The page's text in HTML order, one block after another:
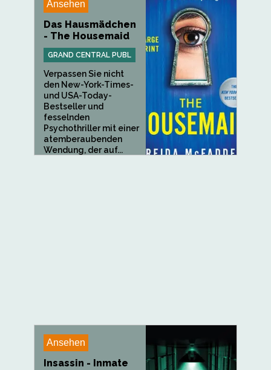
Ansehen
Das Hausmädchen
- The Housemaid
GRAND CENTRAL PUBL
Verpassen Sie nicht
den New-York-Times-
und USA-Today-
Bestseller und
fesselnden
Psychothriller mit einer
atemberaubenden
Wendung, der auf...
Ansehen
Insassin - Inmate